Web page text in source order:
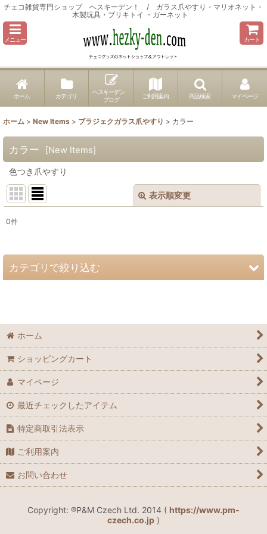
チェコ雑貨専門ショップ ヘスキーデン！ / ガラス爪やすり・マリオネット・
木製玩具・ブリキトイ ・ガーネット
メニュー カート
ホーム カテゴリ
ヘスキーデン
ブログ
ご利用案内 商品検索 マイページ
ホーム > New Items > ブラジェクガラス爪やすり > カラー
カラー [New Items]
色つき爪やすり
表示順変更
並び順 :
0件
カテゴリで絞り込む
Antibactif ®
ジャパニーズパターン
ハンドペイント
エングレーヴ
プレーン
星座 - Horoscope
スペシャル デザイン
ホーム
ショッピングカート
マイページ
最近チェックしたアイテム
特定商取引法表示
ご利用案内
お問い合わせ
Copyright: ®P&M Czech Ltd. 2014 ( https://www.pm-
czech.co.jp )